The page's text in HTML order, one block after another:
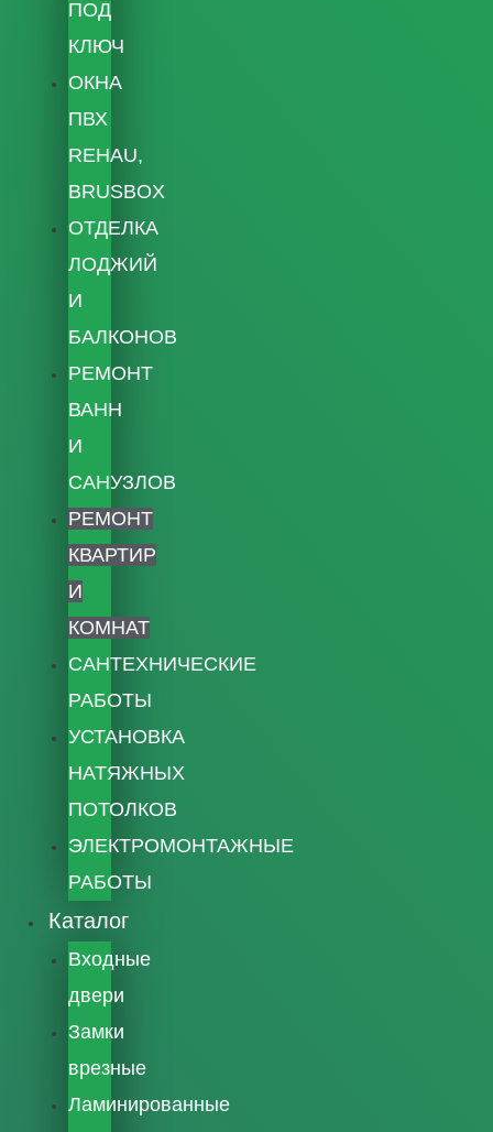
ПОД
КЛЮЧ
ОКНА
ПВХ
REHAU,
BRUSBOX
ОТДЕЛКА
ЛОДЖИЙ
И
БАЛКОНОВ
РЕМОНТ
ВАНН
И
САНУЗЛОВ
РЕМОНТ
КВАРТИР
И
КОМНАТ
САНТЕХНИЧЕСКИЕ
РАБОТЫ
УСТАНОВКА
НАТЯЖНЫХ
ПОТОЛКОВ
ЭЛЕКТРОМОНТАЖНЫЕ
РАБОТЫ
Каталог
Входные
двери
Замки
врезные
Ламинированные